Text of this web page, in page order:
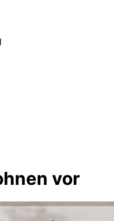
vor